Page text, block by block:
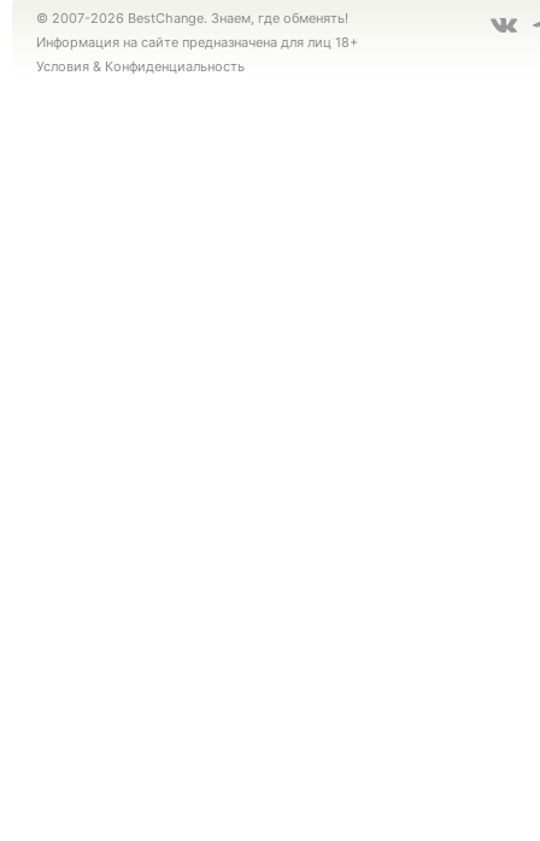
© 2007-2026 BestChange. Знаем, где обменять!
Информация на сайте предназначена для лиц 18+
Условия & Конфиденциальность